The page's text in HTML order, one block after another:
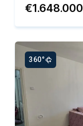
€1.648.000
360°